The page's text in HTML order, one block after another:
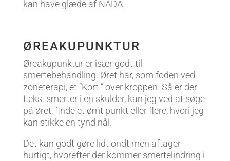
kan have glæde af NADA.
ØREAKUPUNKTUR
Øreakupunktur er især godt til
smertebehandling. Øret har, som foden ved
zoneterapi, et ”Kort ” over kroppen. Så er der
f.eks. smerter i en skulder, kan jeg ved at søge
på øret, finde et ømt punkt eller flere, hvori jeg
kan stikke en tynd nål.
Det kan godt gøre lidt ondt men aftager
hurtigt, hvorefter der kommer smertelindring i